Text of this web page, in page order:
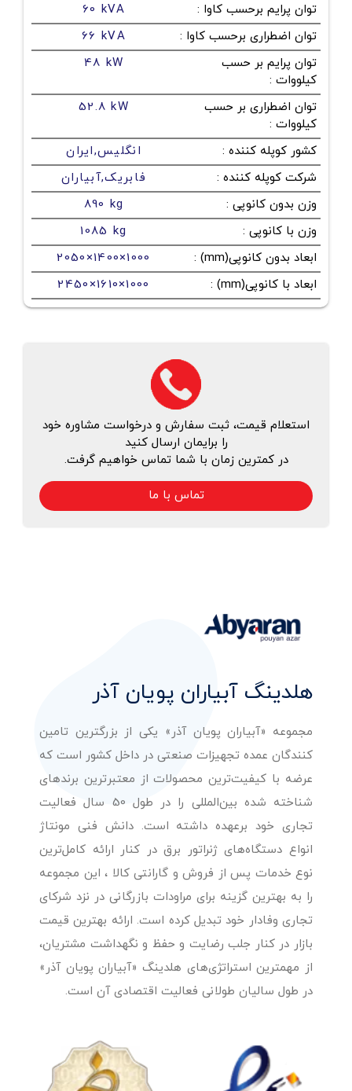
توان پرایم برحسب کاوا :
60 kVA
توان اضطراری برحسب کاوا :
66 kVA
توان پرایم بر حسب
کیلووات :
48 kW
توان اضطراری بر حسب
کیلووات :
52.8 kW
کشور کوپله کننده :
انگلیس,ایران
شرکت کوپله کننده :
فابریک,آبیاران
وزن بدون کانوپی :
890 kg
وزن با کانوپی :
1085 kg
ابعاد بدون کانوپی(mm)
:
2050×1400×1000
ابعاد با کانوپی(mm)
:
2450×1610×1000
استعلام قیمت، ثبت سفارش و درخواست مشاوره خود
را برایمان ارسال کنید
در کمترین زمان با شما تماس خواهیم گرفت.
تماس با ما
هلدینگ آبیاران پویان آذر
مجموعه «آبیاران پویان آذر» یکی از بزرگترین تامین
کنندگان عمده تجهیزات صنعتی در داخل کشور است که
عرضه با کیفیت‌ترین محصولات از معتبرترین برندهای
شناخته شده بین‌المللی را در طول 50 سال فعالیت
تجاری خود برعهده داشته است. دانش فنی مونتاژ
انواع دستگاه‌های ژنراتور برق در کنار ارائه کامل‌ترین
نوع خدمات پس از فروش و گارانتی کالا ، این مجموعه
را به بهترین گزینه برای مراودات بازرگانی در نزد شرکای
تجاری وفادار خود تبدیل کرده است. ارائه بهترین قیمت
بازار در کنار جلب رضایت و حفظ و نگهداشت مشتریان،
از مهمترین استراتژی‌های هلدینگ «آبیاران پویان آذر»
در طول سالیان طولانی فعالیت اقتصادی آن است.